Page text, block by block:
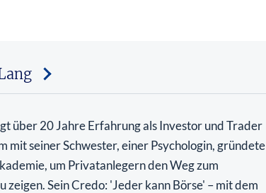
über 20 Jahre Erfahrung als Investor und Trader
mit seiner Schwester, einer Psychologin, gründete
um Privatanlegern den Weg zum
zeigen. Sein Credo: 'Jeder kann Börse' – mit dem